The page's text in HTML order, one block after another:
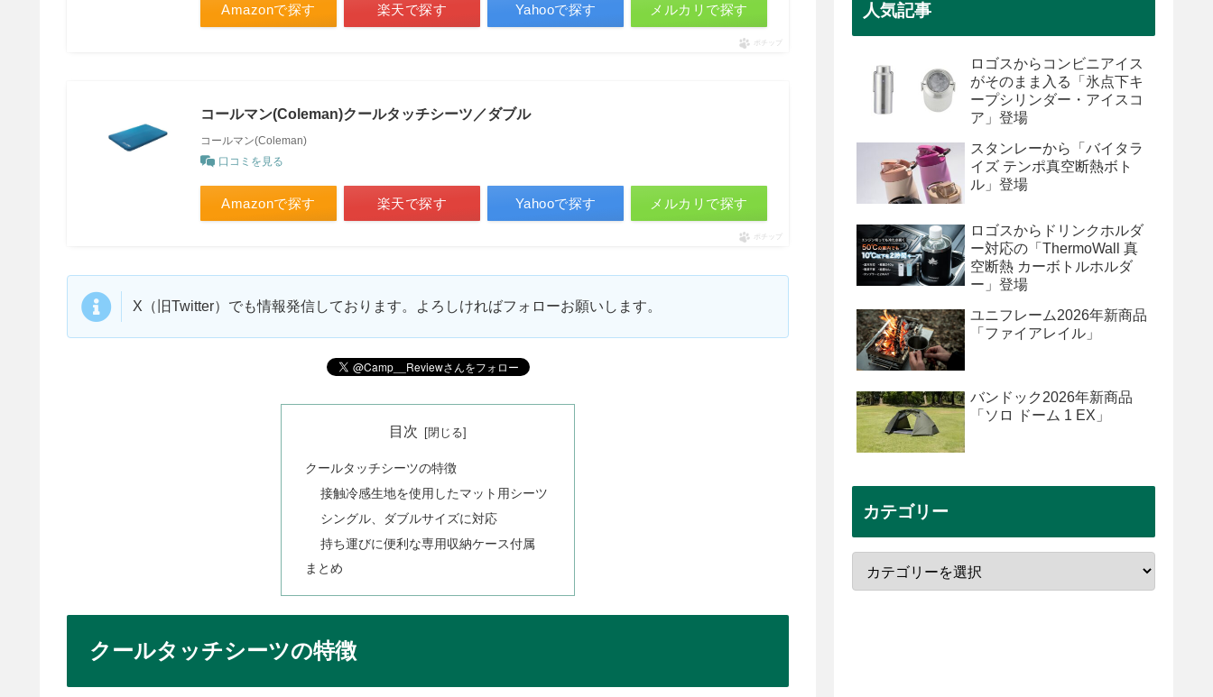
Amazonで探す 楽天で探す Yahooで探す メルカリで探す
ポチップ
コールマン(Coleman)クールタッチシーツ／ダブル
コールマン(Coleman)
口コミを見る
Amazonで探す 楽天で探す Yahooで探す メルカリで探す
ポチップ
X（旧Twitter）でも情報発信しております。よろしければフォローお願いします。
目次
クールタッチシーツの特徴
接触冷感生地を使用したマット用シーツ
シングル、ダブルサイズに対応
持ち運びに便利な専用収納ケース付属
まとめ
クールタッチシーツの特徴
人気記事
ロゴスからコンビニアイス
がそのまま入る「氷点下キ
ープシリンダー・アイスコ
ア」登場
スタンレーから「バイタラ
イズ テンポ真空断熱ボト
ル」登場
ロゴスからドリンクホルダ
ー対応の「ThermoWall 真
空断熱 カーボトルホルダ
ー」登場
ユニフレーム2026年新商品
「ファイアレイル」
バンドック2026年新商品
「ソロ ドーム 1 EX」
カテゴリー